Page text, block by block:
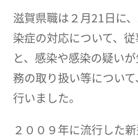
滋賀県職は２月21日に
染症の対応について、
と、感染や感染の疑い
務の取り扱い等につい
行いました。
２００９年に流行した